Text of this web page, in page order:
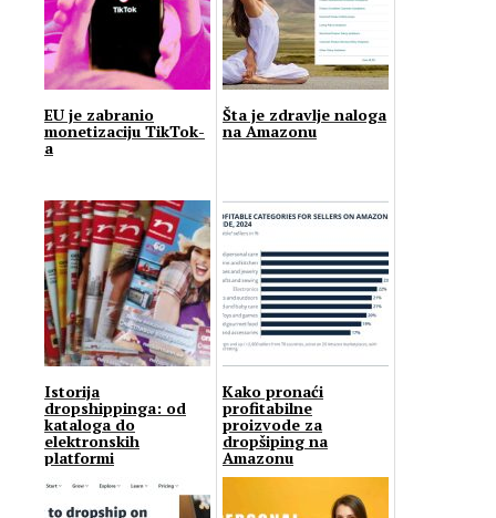
EU je zabranio
monetizaciju TikTok-
a
Šta je zdravlje naloga
na Amazonu
Istorija
dropshippinga: od
kataloga do
elektronskih
platformi
Kako pronaći
profitabilne
proizvode za
dropšiping na
Amazonu